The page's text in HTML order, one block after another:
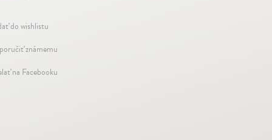
do wishlistu
známemu
na Facebooku